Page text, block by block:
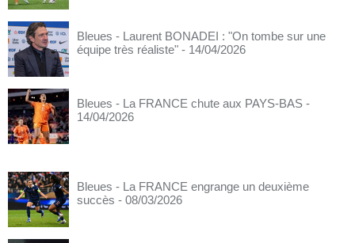
Bleues - Laurent BONADEI : "On tombe sur une
équipe très réaliste" - 14/04/2026
Bleues - La FRANCE chute aux PAYS-BAS -
14/04/2026
Bleues - La FRANCE engrange un deuxième
succès - 08/03/2026